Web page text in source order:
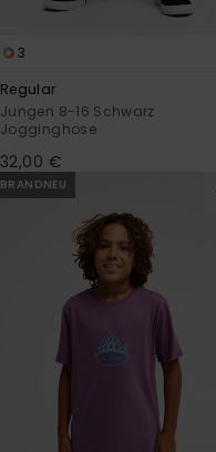
3
Regular
Jungen 8-16 Schwarz
Jogginghose
32,00 €
BRANDNEU